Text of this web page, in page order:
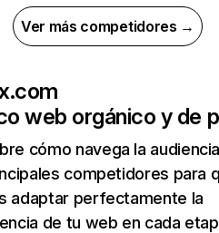
Ver más competidores →
web orgánico y de
cómo navega la
competidores para
adaptar perfectamente la
de tu web en cada